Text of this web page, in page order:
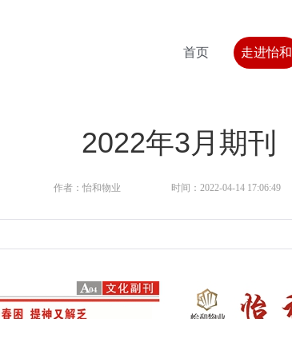
首页 走进怡和
2022年3月期刊
作者：怡和物业 时间：2022-04-14 17:06:49